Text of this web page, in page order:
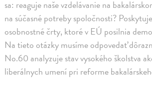
sa: reaguje naše vzdelávanie na
na súčasné potreby spoločnosti?
osobnostné črty, ktoré v EÚ posilnia
Na tieto otázky musíme odpovedať
No.60 analyzuje stav vysokého školstva
liberálnych umení pri reforme